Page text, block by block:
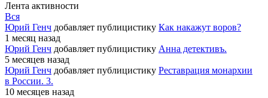
Лента активности
Вся
Юрий Генч добавляет публицистику Как накажут воров?
1 месяц назад
Юрий Генч добавляет публицистику Анна детективъ.
5 месяцев назад
Юрий Генч добавляет публицистику Реставрация монархии
в России. 3.
10 месяцев назад